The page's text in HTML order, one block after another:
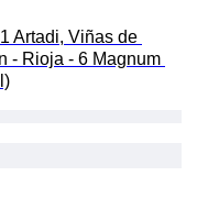
Artadi, Viñas de
- Rioja - 6 Magnum